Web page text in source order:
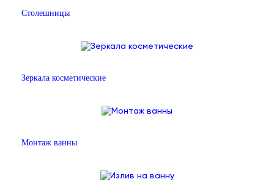
Столешницы
Зеркала косметические
Монтаж ванны